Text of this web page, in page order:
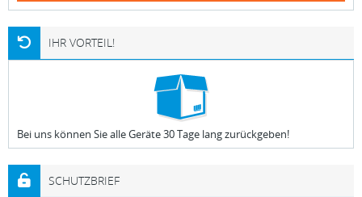
IHR VORTEIL!
Bei uns können Sie alle Geräte 30 Tage lang zurückgeben!
SCHUTZBRIEF